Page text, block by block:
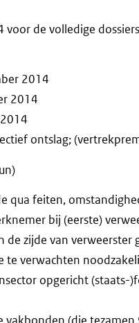
voor de volledige
2014
2014
ontslag;
qua feiten,
bij (eerste)
zijde van verweerster
te verwachten
opgericht (staats-